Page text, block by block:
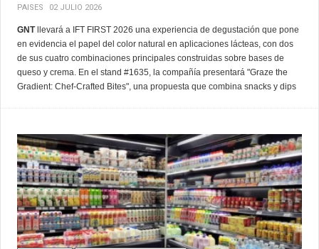
PAISES 02 JULIO 2026
GNTllevará a IFT FIRST 2026 una experiencia de degustación que pone
en evidencia el papel del color natural en aplicaciones lácteas, con dos
de sus cuatro combinaciones principales construidas sobre bases de
queso y crema. En el stand #1635, la compañía presentará "Graze the
Gradient: Chef-Crafted Bites", una propuesta que combina snacks y dips